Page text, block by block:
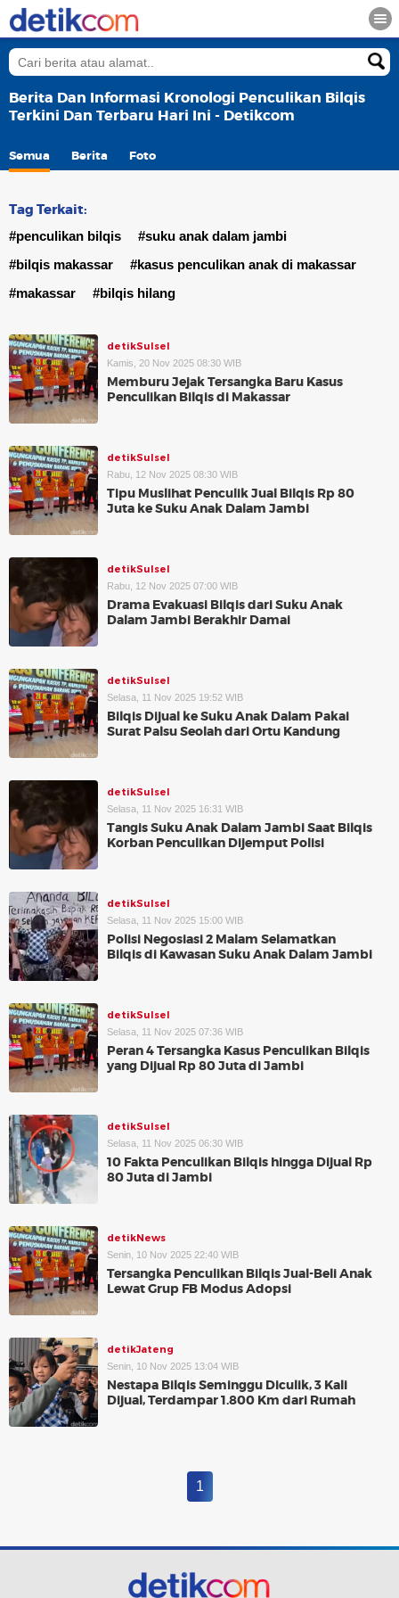
Berita Dan Informasi Kronologi Penculikan Bilqis
Terkini Dan Terbaru Hari Ini - Detikcom
Semua Berita Foto
Tag Terkait:
#penculikan bilqis
#suku anak dalam jambi
#bilqis makassar
#kasus penculikan anak di makassar
#makassar
#bilqis hilang
detikSulsel
Kamis, 20 Nov 2025 08:30 WIB
Memburu Jejak Tersangka Baru Kasus
Penculikan Bilqis di Makassar
detikSulsel
Rabu, 12 Nov 2025 08:30 WIB
Tipu Muslihat Penculik Jual Bilqis Rp 80
Juta ke Suku Anak Dalam Jambi
detikSulsel
Rabu, 12 Nov 2025 07:00 WIB
Drama Evakuasi Bilqis dari Suku Anak
Dalam Jambi Berakhir Damai
detikSulsel
Selasa, 11 Nov 2025 19:52 WIB
Bilqis Dijual ke Suku Anak Dalam Pakai
Surat Palsu Seolah dari Ortu Kandung
detikSulsel
Selasa, 11 Nov 2025 16:31 WIB
Tangis Suku Anak Dalam Jambi Saat Bilqis
Korban Penculikan Dijemput Polisi
detikSulsel
Selasa, 11 Nov 2025 15:00 WIB
Polisi Negosiasi 2 Malam Selamatkan
Bilqis di Kawasan Suku Anak Dalam Jambi
detikSulsel
Selasa, 11 Nov 2025 07:36 WIB
Peran 4 Tersangka Kasus Penculikan Bilqis
yang Dijual Rp 80 Juta di Jambi
detikSulsel
Selasa, 11 Nov 2025 06:30 WIB
10 Fakta Penculikan Bilqis hingga Dijual Rp
80 Juta di Jambi
detikNews
Senin, 10 Nov 2025 22:40 WIB
Tersangka Penculikan Bilqis Jual-Beli Anak
Lewat Grup FB Modus Adopsi
detikJateng
Senin, 10 Nov 2025 13:04 WIB
Nestapa Bilqis Seminggu Diculik, 3 Kali
Dijual, Terdampar 1.800 Km dari Rumah
1